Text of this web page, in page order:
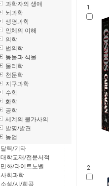
과학자의 생애
뇌과학
생명과학
인체의 이해
의학
법의학
동물과 식물
물리학
천문학
지구과학
수학
화학
공학
세계의 불가사의
발명/발견
농업
달력/기타
대학교재/전문서적
만화/라이트노벨
사회과학
소설/시/희곡
1.
2.